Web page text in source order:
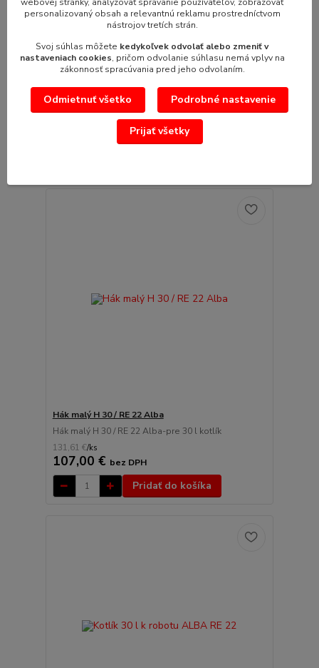
Hák veľký H 60 / RE 22 Alba
Hák veľký H 60 / RE 22 Alba-pre 60 l kotlík
bez DPH
Hák malý H 30 / RE 22 Alba
Hák malý H 30 / RE 22 Alba-pre 30 l kotlík
131,61 €/ks
107,00 € bez DPH
Pridať do košíka
personalizovaný obsah a relevantnú reklamu prostredníctvom
nástrojov tretích strán.
Svoj súhlas môžete kedykoľvek odvolať alebo zmeniť v
nastaveniach cookies, pričom odvolanie súhlasu nemá vplyv na
zákonnosť spracúvania pred jeho odvolaním.
Odmietnuť všetko Podrobné nastavenie
Prijať všetky